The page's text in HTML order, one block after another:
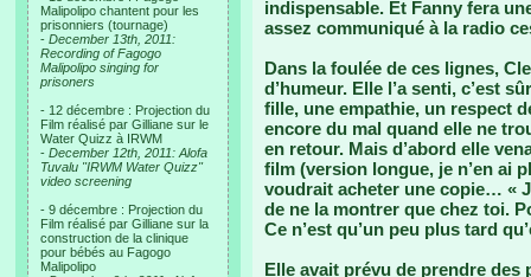
Malipolipo chantent pour les
prisonniers (tournage)
- December 13th, 2011:
Recording of Fagogo
Malipolipo singing for
prisoners
- 12 décembre : Projection du
Film réalisé par Gilliane sur le
Water Quizz à IRWM
- December 12th, 2011: Alofa
Tuvalu "IRWM Water Quizz"
video screening
- 9 décembre : Projection du
Film réalisé par Gilliane sur la
construction de la clinique
pour bébés au Fagogo
Malipolipo
indispensable. Et Fanny fera
assez communiqué à la radio
Dans la foulée de ces lignes,
d’humeur. Elle l’a senti, c’est
fille, une empathie, un respect
encore du mal quand elle ne
en retour. Mais d’abord elle
film (version longue, je n’en ai
voudrait acheter une copie… «
de ne la montrer que chez toi.
Ce n’est qu’un peu plus tard
Elle avait prévu de prendre des